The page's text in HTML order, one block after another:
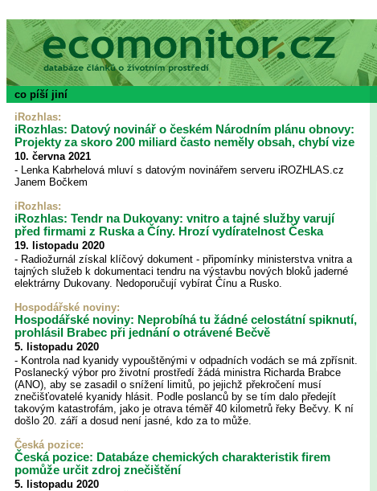
co píší jiní
iRozhlas:
iRozhlas: Datový novinář o českém Národním plánu obnovy:
Projekty za skoro 200 miliard často neměly obsah, chybí vize
10. června 2021
- Lenka Kabrhelová mluví s datovým novinářem serveru iROZHLAS.cz
Janem Bočkem
iRozhlas:
iRozhlas: Tendr na Dukovany: vnitro a tajné služby varují
před firmami z Ruska a Číny. Hrozí vydíratelnost Česka
19. listopadu 2020
- Radiožurnál získal klíčový dokument - připomínky ministerstva vnitra a
tajných služeb k dokumentaci tendru na výstavbu nových bloků jaderné
elektrárny Dukovany. Nedoporučují vybírat Čínu a Rusko.
Hospodářské noviny:
Hospodářské noviny: Neprobíhá tu žádné celostátní spiknutí,
prohlásil Brabec při jednání o otrávené Bečvě
5. listopadu 2020
- Kontrola nad kyanidy vypouštěnými v odpadních vodách se má zpřísnit.
Poslanecký výbor pro životní prostředí žádá ministra Richarda Brabce
(ANO), aby se zasadil o snížení limitů, po jejichž překročení musí
znečišťovatelé kyanidy hlásit. Podle poslanců by se tím dalo předejít
takovým katastrofám, jako je otrava téměř 40 kilometrů řeky Bečvy. K ní
došlo 20. září a dosud není jasné, kdo za to může.
Česká pozice:
Česká pozice: Databáze chemických charakteristik firem
pomůže určit zdroj znečištění
5. listopadu 2020